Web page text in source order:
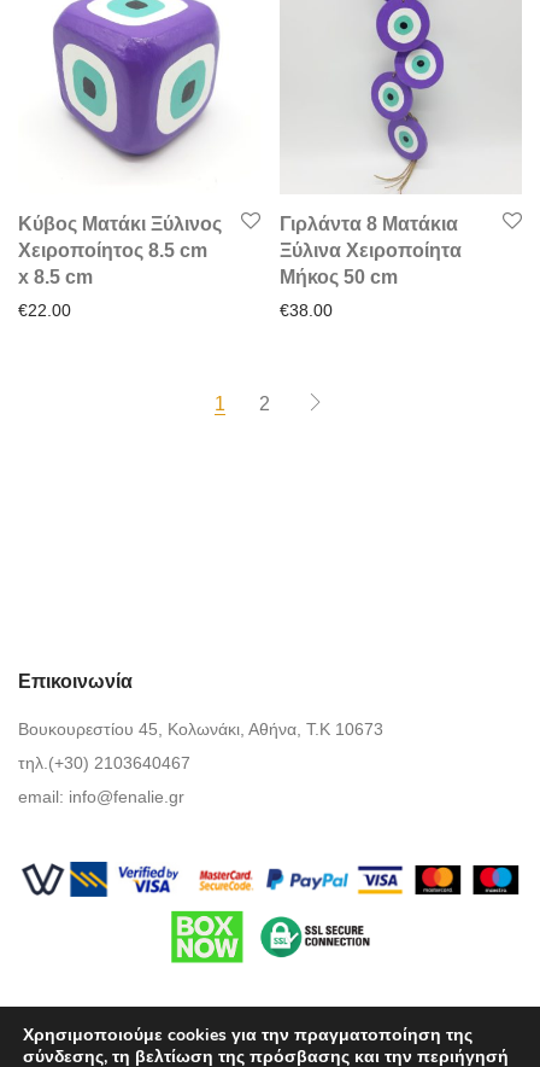
Κύβος Ματάκι Ξύλινος
Χειροποίητος 8.5 cm
x 8.5 cm
€22.00
Γιρλάντα 8 Ματάκια
Ξύλινα Χειροποίητα
Μήκος 50 cm
€38.00
1 2
Επικοινωνία
Βουκουρεστίου 45, Κολωνάκι, Αθήνα, Τ.Κ 10673
τηλ.(+30) 2103640467
email: info@fenalie.gr
Χρησιμοποιούμε cookies για την πραγματοποίηση της
σύνδεσης, τη βελτίωση της πρόσβασης και την περιήγησή